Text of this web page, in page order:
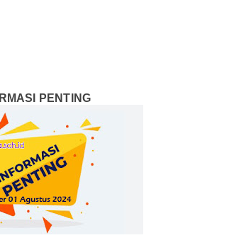
PENTING